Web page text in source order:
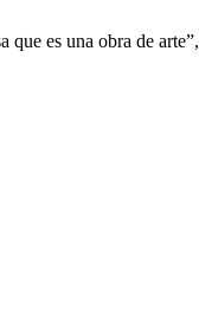
que es una obra de arte”,